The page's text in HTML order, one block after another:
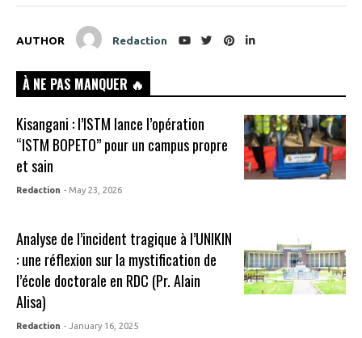
AUTHOR Redaction
À NE PAS MANQUER 🔥
Kisangani : l’ISTM lance l’opération
“ISTM BOPETO” pour un campus propre
et sain
Redaction - May 23, 2026
Analyse de l’incident tragique à l’UNIKIN
: une réflexion sur la mystification de
l’école doctorale en RDC (Pr. Alain
Alisa)
Redaction - January 16, 2025